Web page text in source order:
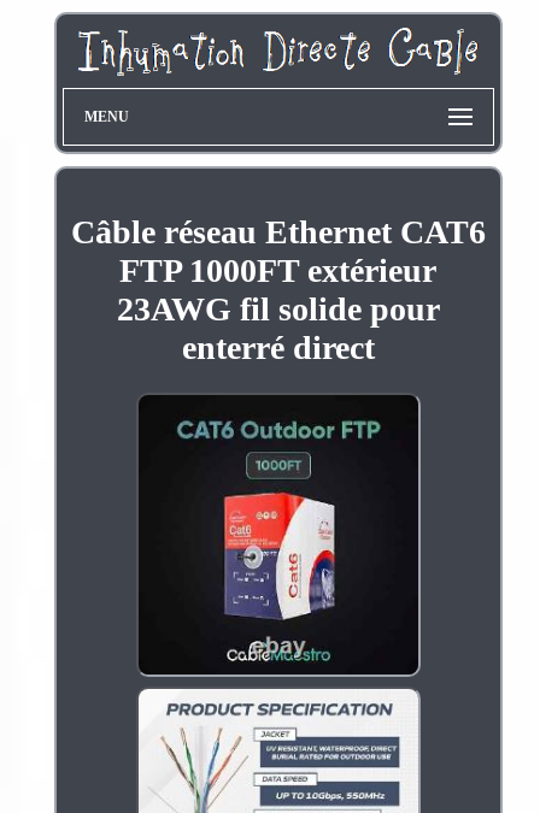
MENU
Câble réseau Ethernet CAT6
FTP 1000FT extérieur
23AWG fil solide pour
enterré direct